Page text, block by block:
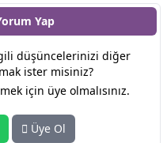
Yap
düşüncelerinizi diğer
ister misiniz?
için üye olmalısınız.
Üye Ol